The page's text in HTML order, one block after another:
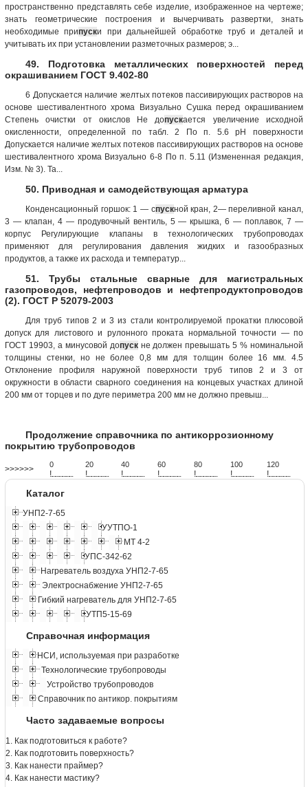
пространственно представлять себе изделие, изображенное на чертеже;
знать геометрические построения и вычерчивать развертки, знать
необходимые припуски при дальнейшей обработке труб и деталей и
учитывать их при установлении разметочных размеров; э...
49. Подготовка металлических поверхностей перед
окрашиванием ГОСТ 9.402-80
6 Допускается наличие желтых потеков пассивирующих растворов на
основе шестивалентного хрома Визуально Сушка перед окрашиванием
Степень очистки от окислов Не допускается увеличение исходной
окисленности, определенной по табл. 2 По п. 5.6 рН поверхности
Допускается наличие желтых потеков пассивирующих растворов на основе
шестивалентного хрома Визуально 6-8 По п. 5.11 (Измененная редакция,
Изм. № 3). Та...
50. Приводная и самодействующая арматура
Конденсационный горшок: 1 — спускной кран, 2— переливной канал,
3 — клапан, 4 — продувочный вентиль, 5 — крышка, 6 — поплавок, 7 —
корпус Регулирующие клапаны в технологических трубопроводах
применяют для регулирования давления жидких и газообразных
продуктов, а также их расхода и температур...
51. Трубы стальные сварные для магистральных
газопроводов, нефтепроводов и нефтепродуктопроводов
(2). ГОСТ Р 52079-2003
Для труб типов 2 и 3 из стали контролируемой прокатки плюсовой
допуск для листового и рулонного проката нормальной точности — по
ГОСТ 19903, а минусовой допускне должен превышать 5 % номинальной
толщины стенки, но не более 0,8 мм для толщин более 16 мм. 4.5
Отклонение профиля наружной поверхности труб типов 2 и 3 от
окружности в области сварного соединения на концевых участках длиной
200 мм от торцев и по дуге периметра 200 мм не должно превыш...
Продолжение справочника по антикоррозионному
покрытию трубопроводов
>>>>>> 0
!...................
20
!...................
40
!...................
60
!...................
80
!...................
100
!...................
120
!...................
Каталог
УНП2-7-65
УУТПО-1
МТ 4-2
УПС-342-62
Нагреватель воздуха УНП2-7-65
Электроснабжение УНП2-7-65
Гибкий нагреватель для УНП2-7-65
УТП5-15-69
Справочная информация
НСИ, используемая при разработке
Технологические трубопроводы
Устройство трубопроводов
Справочник по антикор. покрытиям
Часто задаваемые вопросы
1. Как подготовиться к работе?
2. Как подготовить поверхность?
3. Как нанести праймер?
4. Как нанести мастику?